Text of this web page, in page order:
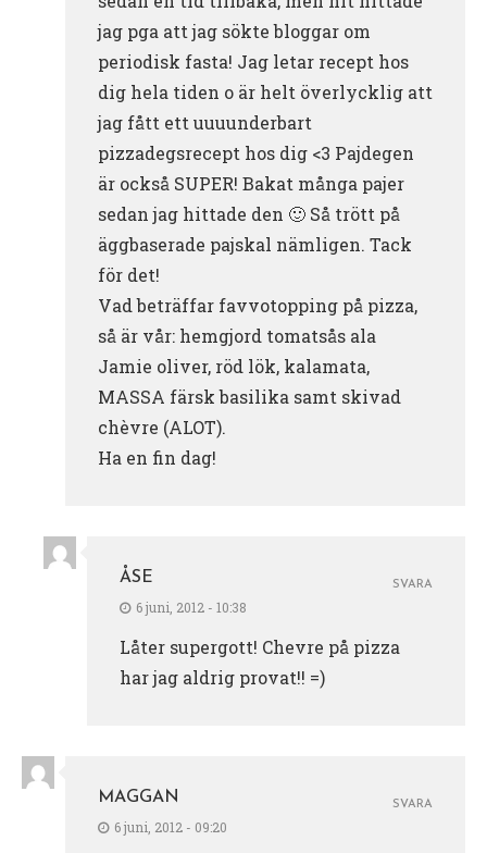
jag pga att jag sökte bloggar om
periodisk fasta! Jag letar recept hos
dig hela tiden o är helt överlycklig att
jag fått ett uuuunderbart
pizzadegsrecept hos dig <3 Pajdegen
är också SUPER! Bakat många pajer
sedan jag hittade den 🙂 Så trött på
äggbaserade pajskal nämligen. Tack
för det!
Vad beträffar favvotopping på pizza,
så är vår: hemgjord tomatsås ala
Jamie oliver, röd lök, kalamata,
MASSA färsk basilika samt skivad
chèvre (ALOT).
Ha en fin dag!
ÅSE
6 juni, 2012 - 10:38
Låter supergott! Chevre på pizza
har jag aldrig provat!! =)
SVARA
MAGGAN
6 juni, 2012 - 09:20
SVARA